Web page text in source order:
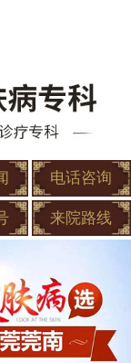
电话咨询
来院路线